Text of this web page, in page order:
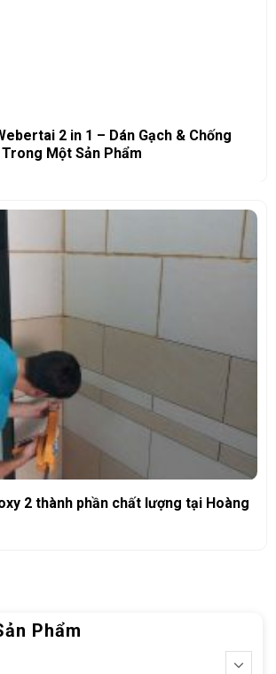
Phẩm
2 in 1 – Dán Gạch & Chống
Một Sản Phẩm
2 thành phần chất lượng tại Hoàng